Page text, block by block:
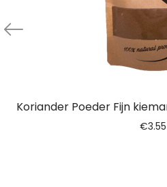
Koriander Poeder Fijn
€3.55